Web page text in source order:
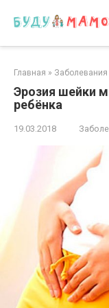
Главная »
Эрозия шейки
ребёнка
19.03.2018